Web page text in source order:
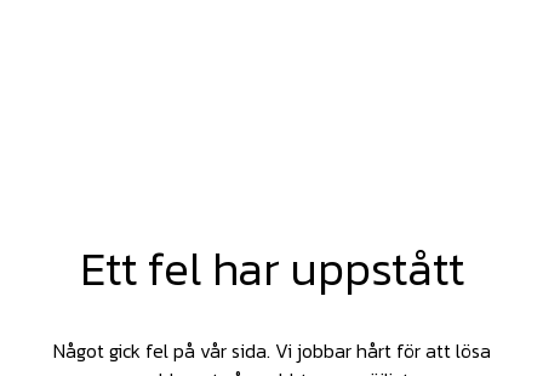
Ett fel har uppstått
Något gick fel på vår sida. Vi jobbar hårt för att lösa